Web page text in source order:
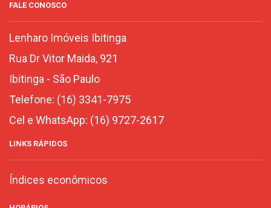
FALE CONOSCO
Lenharo Imóveis Ibitinga
Rua Dr Vitor Maida, 921
Ibitinga - São Paulo
Telefone: (16) 3341-7975
Cel e WhatsApp: (16) 9727-2617
LINKS RÁPIDOS
Índices econômicos